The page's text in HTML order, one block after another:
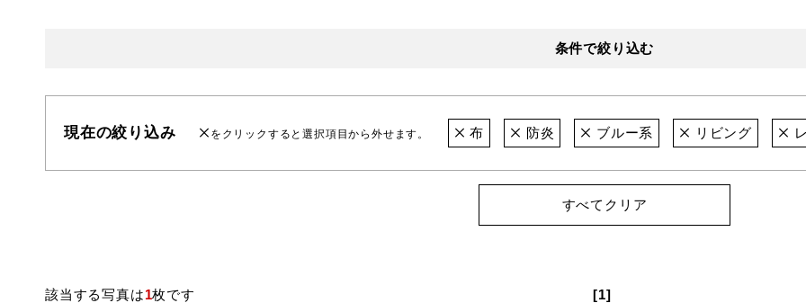
条件で絞り込む
現在の絞り込み をクリックすると選択項目から外せます。 布 防炎 ブルー系 リビング
すべてクリア
該当する写真は1枚です [1]